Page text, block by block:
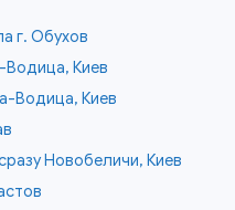
г. Обухов
Водица, Киев
Водица, Киев
Новобеличи, Киев